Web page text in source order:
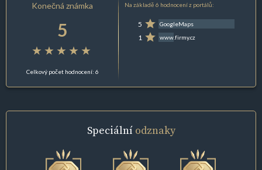
Konečná známka
5
Celkový počet hodnocení: 6
Na základě 6 hodnocení z portálů:
5 GoogleMaps
1 www.firmy.cz
Speciální odznaky